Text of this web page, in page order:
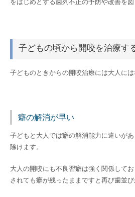
をはじめとする歯列不正の予防や改善を図
子どもの頃から開咬を治療す
子どものときからの開咬治療には大人には
癖の解消が早い
子どもと大人では癖の解消能力に違いが
除けます。
大人の開咬にも不良習癖は強く関係して
されても癖が残ったままですと再び歯並び